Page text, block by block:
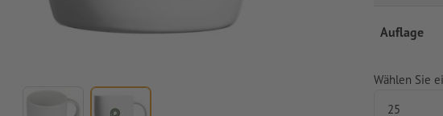
Auflage
Wählen Sie